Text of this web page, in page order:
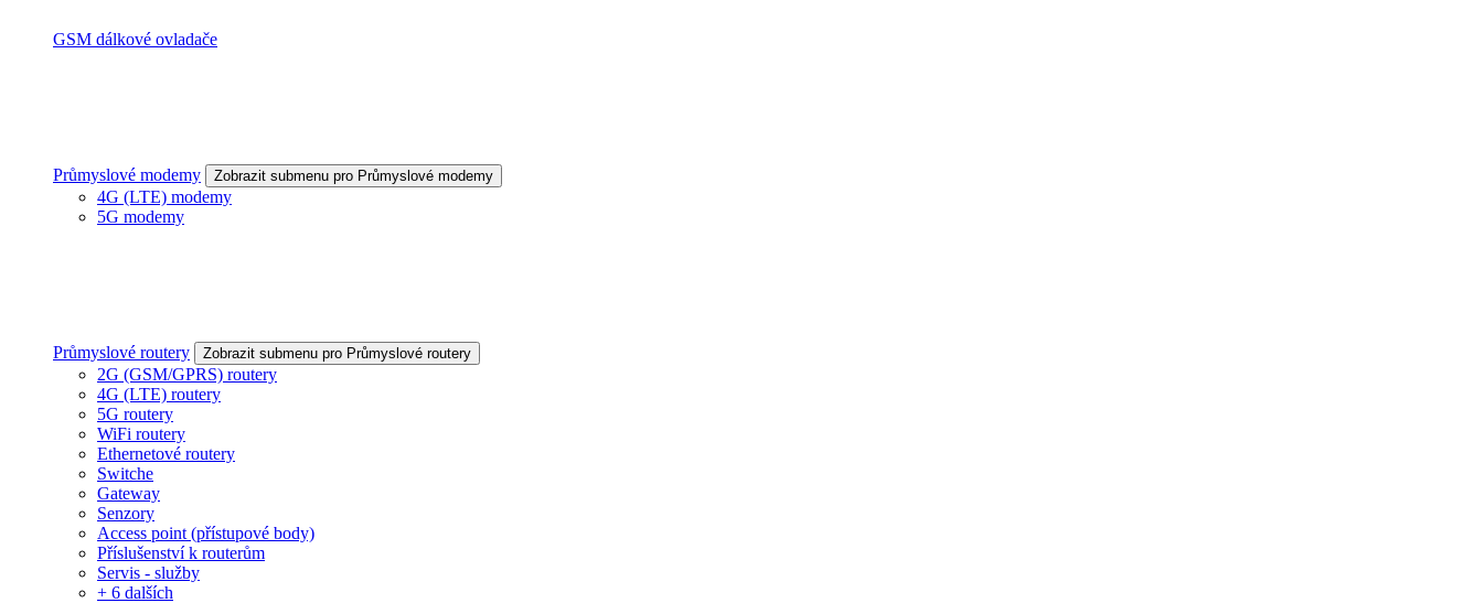
GSM dálkové ovladače
Průmyslové modemy Zobrazit submenu pro Průmyslové modemy
4G (LTE) modemy
5G modemy
Průmyslové routery Zobrazit submenu pro Průmyslové routery
2G (GSM/GPRS) routery
4G (LTE) routery
5G routery
WiFi routery
Ethernetové routery
Switche
Gateway
Senzory
Access point (přístupové body)
Příslušenství k routerům
Servis - služby
+ 6 dalších